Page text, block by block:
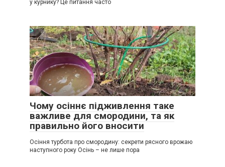
у курнику? Це питання часто
Чому осіннє підживлення таке
важливе для смородини, та як
правильно його вносити
Осіння турбота про смородину: секрети рясного врожаю
наступного року Осінь – не лише пора